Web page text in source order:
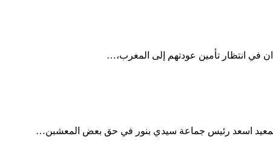
في انتظار تأمين عودتهم إلى المغرب،…
المعيد اسعد رئيس جماعة سيدي بنور في حق بعض المعشبن…